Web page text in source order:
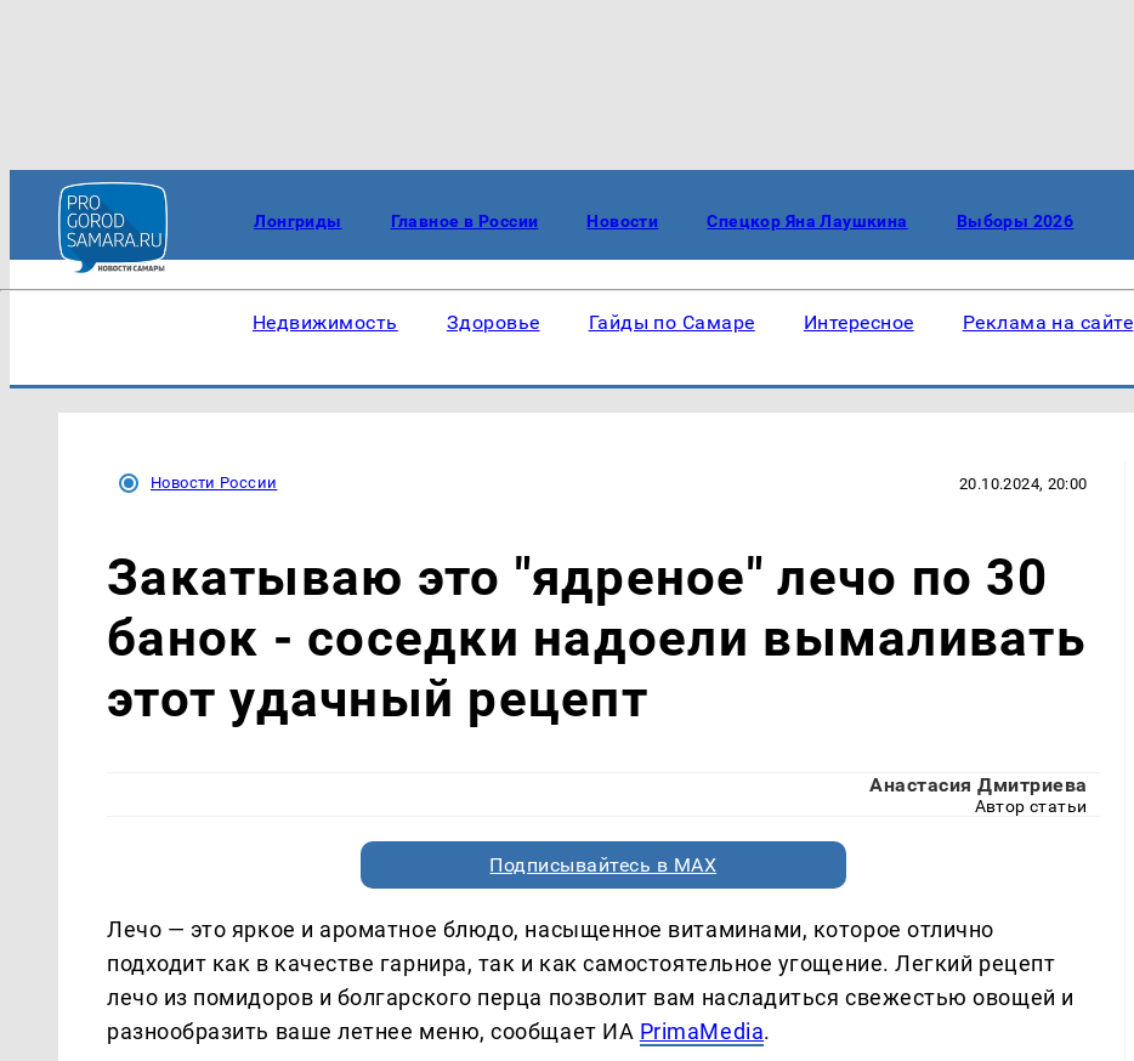
Лонгриды Главное в России Новости Спецкор Яна Лаушкина Выборы 2026
Недвижимость Здоровье Гайды по Самаре Интересное Реклама на сайте
Новости России 20.10.2024, 20:00
Закатываю это "ядреное" лечо по 30
банок - соседки надоели вымаливать
этот удачный рецепт
Анастасия Дмитриева
Автор статьи
Подписывайтесь в MAX
Лечо — это яркое и ароматное блюдо, насыщенное витаминами, которое отлично
подходит как в качестве гарнира, так и как самостоятельное угощение. Легкий рецепт
лечо из помидоров и болгарского перца позволит вам насладиться свежестью овощей и
разнообразить ваше летнее меню, сообщает ИА PrimaMedia.